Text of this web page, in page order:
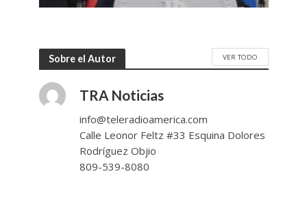
Sobre el Autor VER TODO
TRA Noticias
info@teleradioamerica.com
Calle Leonor Feltz #33 Esquina Dolores
Rodríguez Objio
809-539-8080